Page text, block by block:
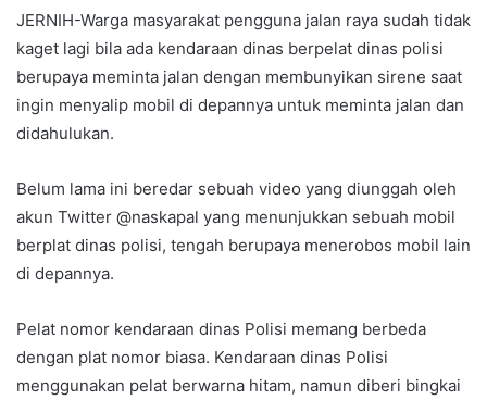
JERNIH-Warga masyarakat pengguna jalan raya sudah tidak
kaget lagi bila ada kendaraan dinas berpelat dinas polisi
berupaya meminta jalan dengan membunyikan sirene saat
ingin menyalip mobil di depannya untuk meminta jalan dan
didahulukan.
Belum lama ini beredar sebuah video yang diunggah oleh
akun Twitter @naskapal yang menunjukkan sebuah mobil
berplat dinas polisi, tengah berupaya menerobos mobil lain
di depannya.
Pelat nomor kendaraan dinas Polisi memang berbeda
dengan plat nomor biasa. Kendaraan dinas Polisi
menggunakan pelat berwarna hitam, namun diberi bingkai